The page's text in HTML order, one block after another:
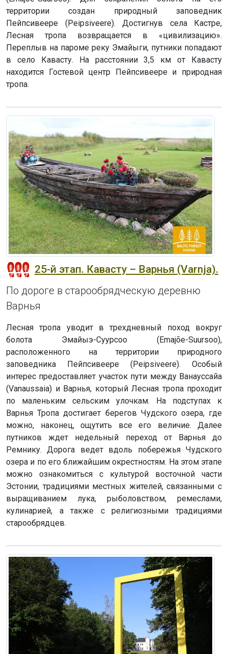
территории создан природный заповедник
Пейпсивеере (Peipsiveere). Достигнув села Кастре,
Лесная тропа возвращается в «цивилизацию».
Переплыв на пароме реку Эмайыги, путники попадают
в село Кавасту. На расстоянии 3,5 км от Кавасту
находится Гостевой центр Пейпсивеере и природная
тропа.
25-й этап. Кавасту – Варнья (Varnja).
По дороге в старообрядческую деревню
Варнья
Лесная тропа уводит в трехдневный поход вокруг
болота Эмайыэ-Суурсоо (Emajõe-Suursoo),
расположенного на территории природного
заповедника Пейпсивеере (Peipsiveere). Особый
интерес предоставляет участок пути между Ванауссайа
(Vanaussaia) и Варнья, который Лесная тропа проходит
по маленьким сельским улочкам. На подступах к
Варнья Тропа достигает берегов Чудского озера, где
можно, наконец, ощутить все его величие. Далее
путников ждет недельный переход от Варнья до
Ремнику. Дорога ведет вдоль побережья Чудского
озера и по его ближайшим окрестностям. На этом этапе
можно ознакомиться с культурой восточной части
Эстонии, традициями местных жителей, связанными с
выращиванием лука, рыболовством, ремеслами,
кулинарией, а также с религиозными традициями
старообрядцев.